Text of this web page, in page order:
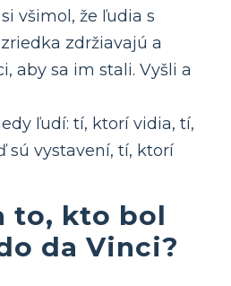
všimol, že ľudia s
zdržiavajú a
aby sa im stali. Vyšli a
ľudí: tí, ktorí vidia, tí,
sú vystavení, tí, ktorí
to, kto bol
da Vinci?